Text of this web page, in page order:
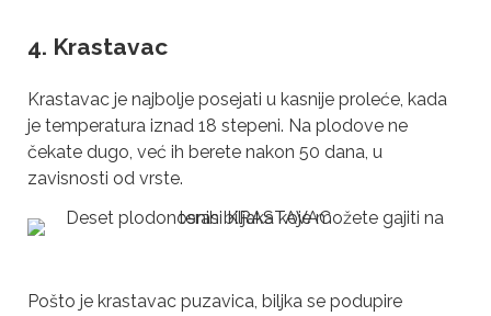
4. Krastavac
Krastavac je najbolje posejati u kasnije proleće, kada
je temperatura iznad 18 stepeni. Na plodove ne
čekate dugo, već ih berete nakon 50 dana, u
zavisnosti od vrste.
Pošto je krastavac puzavica, biljka se podupire